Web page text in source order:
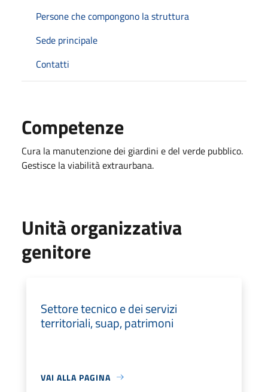
Persone che compongono la struttura
Sede principale
Contatti
Competenze
Cura la manutenzione dei giardini e del verde pubblico.
Gestisce la viabilità extraurbana.
Unità organizzativa
genitore
Settore tecnico e dei servizi
territoriali, suap, patrimoni
VAI ALLA PAGINA